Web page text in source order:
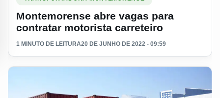
Montemorense abre vagas para
contratar motorista carreteiro
1 MINUTO DE LEITURA20 DE JUNHO DE 2022 - 09:59